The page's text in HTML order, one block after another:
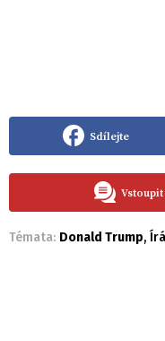
Sdílejte
Témata: Donald Trump,